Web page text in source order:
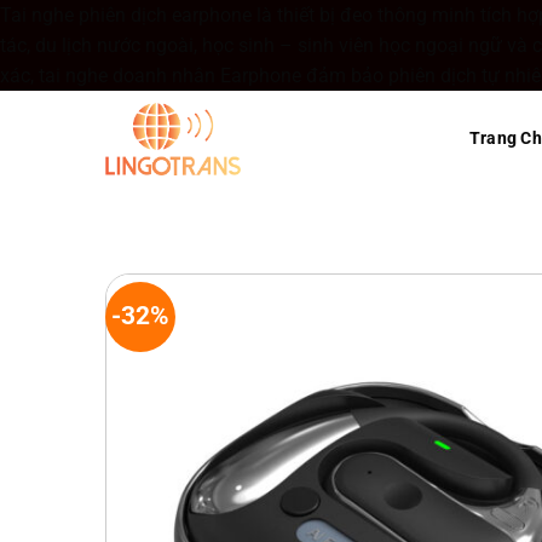
Trang
-32%